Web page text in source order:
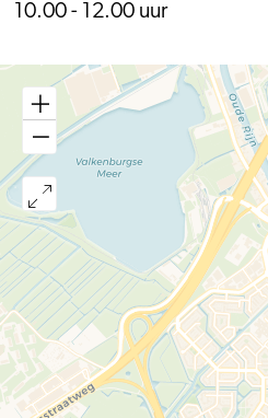
10.00 - 12.00 uur